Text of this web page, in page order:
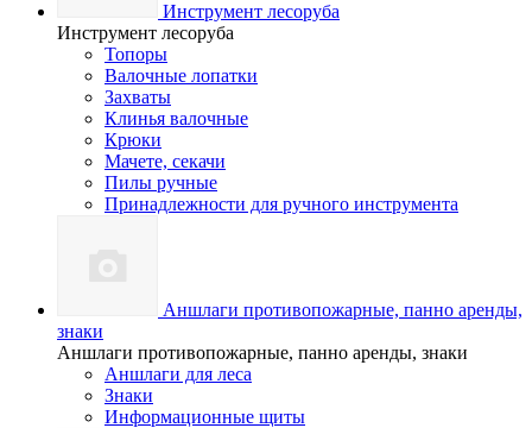
Инструмент лесоруба
Инструмент лесоруба
Топоры
Валочные лопатки
Захваты
Клинья валочные
Крюки
Мачете, секачи
Пилы ручные
Принадлежности для ручного инструмента
Аншлаги противопожарные, панно аренды,
знаки
Аншлаги противопожарные, панно аренды, знаки
Аншлаги для леса
Знаки
Информационные щиты